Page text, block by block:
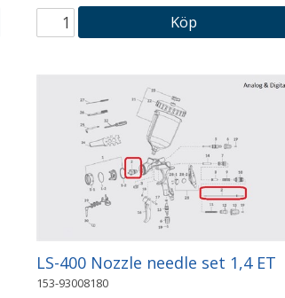
Köp
LS-400 Nozzle needle set 1,4 ET
153-93008180